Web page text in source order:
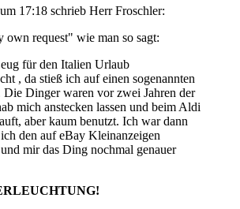
17:18 schrieb Herr Froschler:
request" wie man so sagt:
für den Italien Urlaub
, da stieß ich auf einen sogenannten
Die Dinger waren vor zwei Jahren der
mich anstecken lassen und beim Aldi
aber kaum benutzt. Ich war dann
den auf eBay Kleinanzeigen
mir das Ding nochmal genauer